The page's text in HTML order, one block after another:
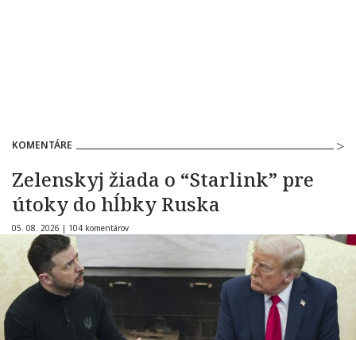
KOMENTÁRE
Zelenskyj žiada o “Starlink” pre
útoky do hĺbky Ruska
05. 08. 2026 | 104 komentárov